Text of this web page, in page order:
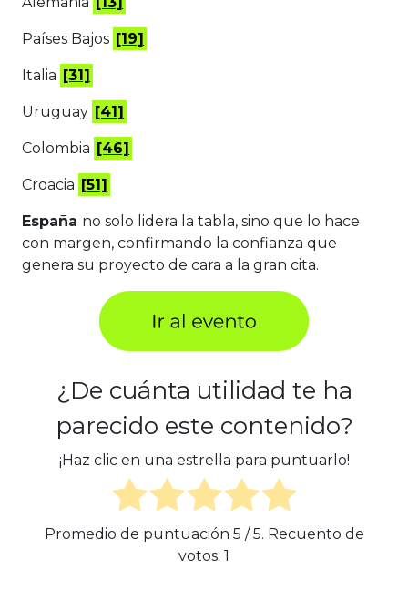
Países Bajos [19]
Italia [31]
Uruguay [41]
Colombia [46]
Croacia [51]
España no solo lidera la tabla, sino que lo hace
con margen, confirmando la confianza que
genera su proyecto de cara a la gran cita.
¿De cuánta utilidad te ha
parecido este contenido?
¡Haz clic en una estrella para puntuarlo!
Promedio de puntuación 5 / 5. Recuento de
votos: 1